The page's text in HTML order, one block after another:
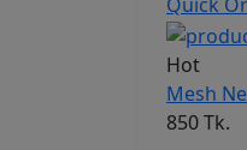
Hot
Mesh
850 Tk.